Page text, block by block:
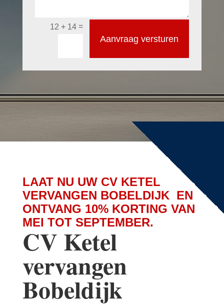
12 + 14=
Aanvraag versturen
LAAT NU UW CV KETEL
VERVANGEN BOBELDIJK EN
ONTVANG 10% KORTING VAN
MEI TOT SEPTEMBER.
CV Ketel
vervangen
Bobeldijk